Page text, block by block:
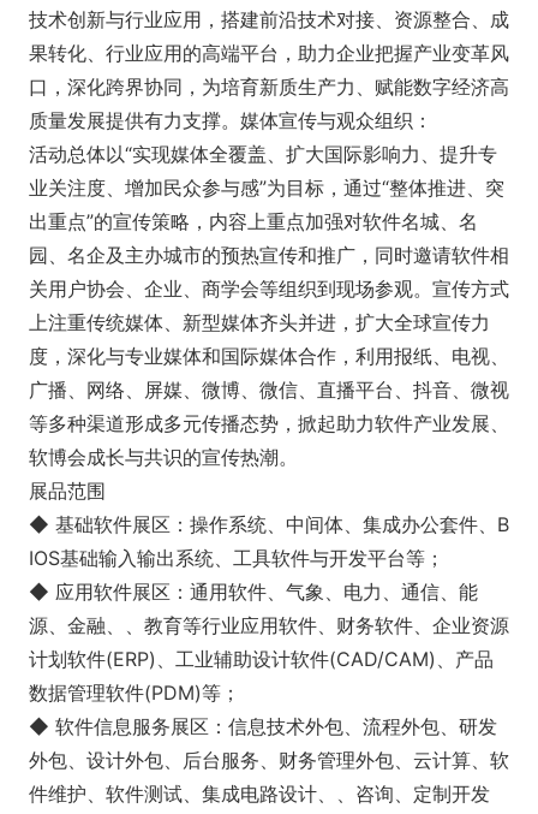
技术创新与行业应用，搭建前沿技术对接、资源整合、成
果转化、行业应用的高端平台，助力企业把握产业变革风
口，深化跨界协同，为培育新质生产力、赋能数字经济高
质量发展提供有力支撑。媒体宣传与观众组织：
活动总体以“实现媒体全覆盖、扩大国际影响力、提升专
业关注度、增加民众参与感”为目标，通过“整体推进、突
出重点”的宣传策略，内容上重点加强对软件名城、名
园、名企及主办城市的预热宣传和推广，同时邀请软件相
关用户协会、企业、商学会等组织到现场参观。宣传方式
上注重传统媒体、新型媒体齐头并进，扩大全球宣传力
度，深化与专业媒体和国际媒体合作，利用报纸、电视、
广播、网络、屏媒、微博、微信、直播平台、抖音、微视
等多种渠道形成多元传播态势，掀起助力软件产业发展、
软博会成长与共识的宣传热潮。
展品范围
◆ 基础软件展区：操作系统、中间体、集成办公套件、B
IOS基础输入输出系统、工具软件与开发平台等；
◆ 应用软件展区：通用软件、气象、电力、通信、能
源、金融、、教育等行业应用软件、财务软件、企业资源
计划软件(ERP)、工业辅助设计软件(CAD/CAM)、产品
数据管理软件(PDM)等；
◆ 软件信息服务展区：信息技术外包、流程外包、研发
外包、设计外包、后台服务、财务管理外包、云计算、软
件维护、软件测试、集成电路设计、、咨询、定制开发